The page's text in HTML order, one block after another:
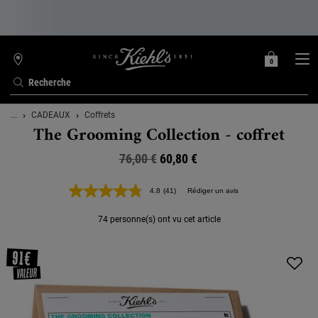
Recherche
TROUVER
UNE
BOUTIQUE
MON
0
0 PRODUIT
Contenu principal
... CADEAUX Coffrets
The Grooming Collection - coffret
Ancien prix
76,00 € Nouveau prix
60,80 €
4.8 Lire
avis.
(41) Rédiger un avis
74 personne(s) ont vu cet article